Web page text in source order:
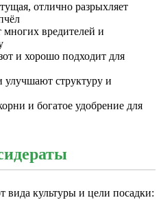
отлично разрыхляет
многих вредителей и
и хорошо подходит для
структуру и
и богатое удобрение для
вида культуры и цели посадки: